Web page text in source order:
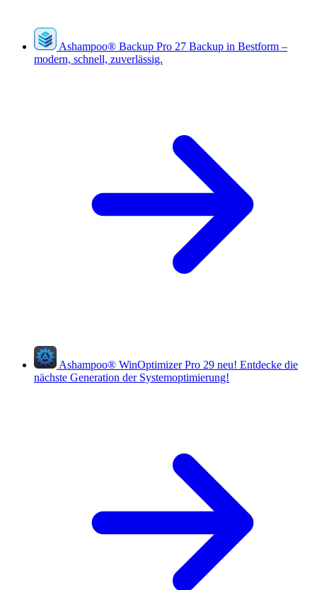
Ashampoo® Backup Pro 27 Backup in Bestform –
modern, schnell, zuverlässig.
Ashampoo® WinOptimizer Pro 29 neu! Entdecke die
nächste Generation der Systemoptimierung!